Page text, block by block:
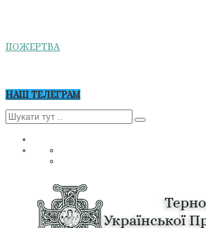
ПОЖЕРТВА
НАШ ТЕЛЕГРАМ